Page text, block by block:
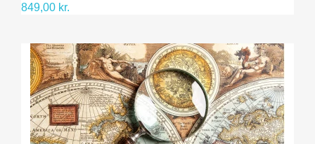
849,00 kr.